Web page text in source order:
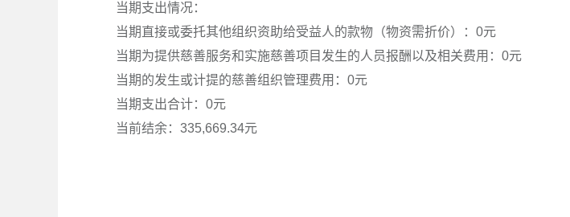
当期支出情况：
当期直接或委托其他组织资助给受益人的款物（物资需折价）：0元
当期为提供慈善服务和实施慈善项目发生的人员报酬以及相关费用：0元
当期的发生或计提的慈善组织管理费用：0元
当期支出合计：0元
当前结余：335,669.34元